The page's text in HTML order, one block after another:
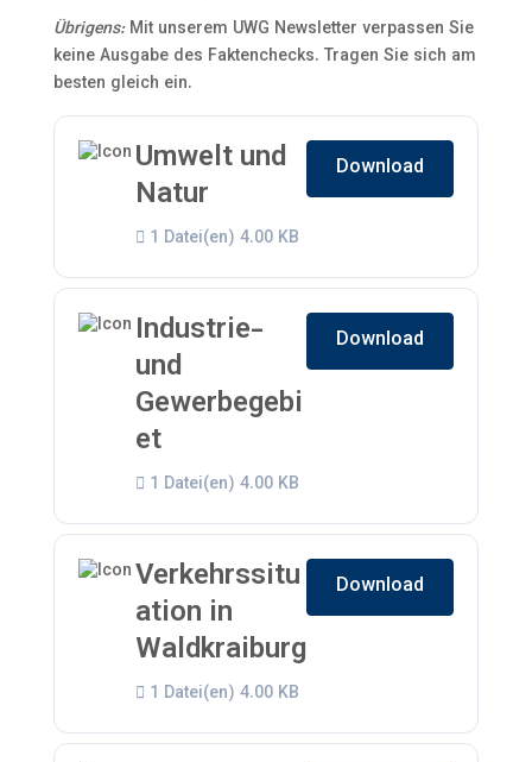
Übrigens:Mit unserem UWG Newsletter verpassen Sie
keine Ausgabe des Faktenchecks. Tragen Sie sich am
besten gleich ein.
Umwelt und
Natur
1 Datei(en) 4.00 KB
Download
Industrie-
und
Gewerbegebi
et
1 Datei(en) 4.00 KB
Download
Verkehrssitu
ation in
Waldkraiburg
1 Datei(en) 4.00 KB
Download